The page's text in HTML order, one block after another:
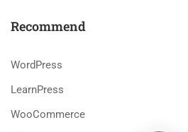
Recommend
WordPress
LearnPress
WooCommerce